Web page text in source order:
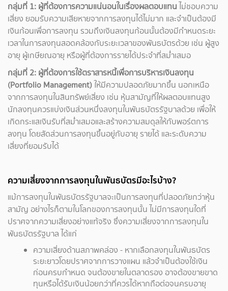
กลุ่มที่ 1: ผู้ที่ต้องการความแน่นอนในเรื่องผลตอบแทน ไม่ชอบความ
เสี่ยง ยอมรับความเสียหายจากการลงทุนได้ไม่มาก และจำเป็นต้องมี
เงินก้อนเพื่อการลงทุน รวมถึงเงินลงทุนก้อนนั้นต้องมีกำหนดระยะ
เวลาในการลงทุนสอดคล้องกับระยะเวลาของพันธบัตรด้วย เช่น ผู้สูง
อายุ ผู้เกษียณอายุ หรือผู้ที่ต้องการรายได้ประจำที่สม่ำเสมอ
กลุ่มที่ 2: ผู้ที่ต้องการใช้ตราสารหนี้เพื่อการบริหารเงินลงทุน
(Portfolio Management)ให้มีความปลอดภัยมากขึ้น นอกเหนือ
จากการลงทุนในสินทรัพย์เสี่ยง เช่น หุ้นสามัญที่ให้ผลตอบแทนสูง
นักลงทุนควรแบ่งเงินส่วนหนึ่งลงทุนในพันธบัตรรัฐบาลด้วย เพื่อให้
เกิดกระแสเงินรับที่สม่ำเสมอและสร้างความสมดุลให้กับพอร์ตการ
ลงทุน โดยสัดส่วนการลงทุนขึ้นอยู่กับอายุ รายได้ และระดับความ
เสี่ยงที่ยอมรับได้
ความเสี่ยงจากการลงทุนในพันธบัตรมีอะไรบ้าง?
แม้การลงทุนในพันธบัตรรัฐบาลจะเป็นการลงทุนที่ปลอดภัยกว่าหุ้น
สามัญ อย่างไรก็ตามในโลกของการลงทุนนั้น ไม่มีการลงทุนใดที่
ปราศจากความเสี่ยงอย่างแท้จริง ซึ่งความเสี่ยงจากการลงทุนใน
พันธบัตรรัฐบาล ได้แก่
ความเสี่ยงด้านสภาพคล่อง - หากเลือกลงทุนในพันธบัตร
ระยะยาวโดยปราศจากการวางแผน แล้วจำเป็นต้องใช้เงิน
ก่อนครบกำหนด จนต้องขายในตลาดรอง อาจต้องขายขาด
ทุนหรือได้รับเงินน้อยกว่าที่ควรได้หากถือต่อจนครบอายุ